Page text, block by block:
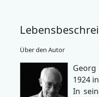
Über den Autor
1924
In